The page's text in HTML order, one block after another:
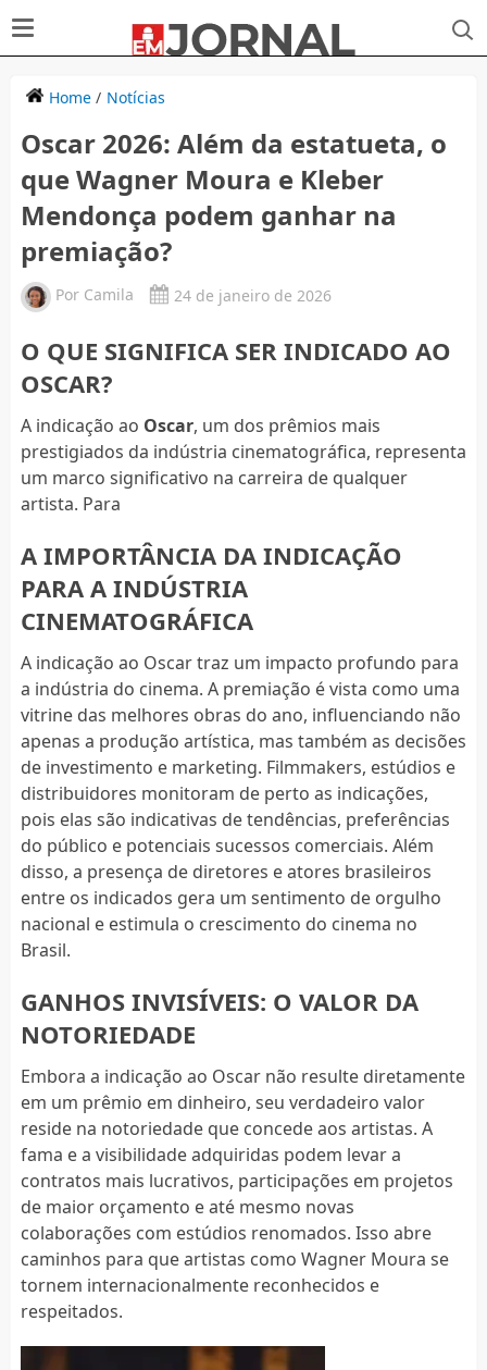
Home/ Notícias
Oscar 2026: Além da estatueta, o
que Wagner Moura e Kleber
Mendonça podem ganhar na
premiação?
Por Camila 24 de janeiro de 2026
O QUE SIGNIFICA SER INDICADO AO
OSCAR?
A indicação ao Oscar, um dos prêmios mais
prestigiados da indústria cinematográfica, representa
um marco significativo na carreira de qualquer
artista. Para
A IMPORTÂNCIA DA INDICAÇÃO
PARA A INDÚSTRIA
CINEMATOGRÁFICA
A indicação ao Oscar traz um impacto profundo para
a indústria do cinema. A premiação é vista como uma
vitrine das melhores obras do ano, influenciando não
apenas a produção artística, mas também as decisões
de investimento e marketing. Filmmakers, estúdios e
distribuidores monitoram de perto as indicações,
pois elas são indicativas de tendências, preferências
do público e potenciais sucessos comerciais. Além
disso, a presença de diretores e atores brasileiros
entre os indicados gera um sentimento de orgulho
nacional e estimula o crescimento do cinema no
Brasil.
GANHOS INVISÍVEIS: O VALOR DA
NOTORIEDADE
Embora a indicação ao Oscar não resulte diretamente
em um prêmio em dinheiro, seu verdadeiro valor
reside na notoriedade que concede aos artistas. A
fama e a visibilidade adquiridas podem levar a
contratos mais lucrativos, participações em projetos
de maior orçamento e até mesmo novas
colaborações com estúdios renomados. Isso abre
caminhos para que artistas como Wagner Moura se
tornem internacionalmente reconhecidos e
respeitados.